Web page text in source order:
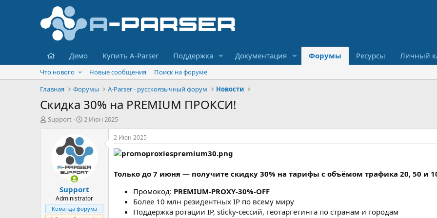
Главная
Демо Купить A-Parser Поддержка Документация Форумы Ресурсы Личный
Что нового Новые сообщения
Поиск на форуме
Главная
Форумы A-Parser - русскоязычный форум Новости
Скидка 30% на PREMIUM ПРОКСИ!
А
Support
Д
а
н
а
ч
л
а
2 Июн 2025
Support
Administrator
Команда форума
2 Июн 2025
Только до 7 июня — получите скидку 30% на тарифы с объёмом трафика 20, 50 и
Промокод: PREMIUM-PROXY-30%-OFF
Более 10 млн резидентных IP по всему миру
Поддержка ротации IP, sticky-сессий, геотаргетинга по странам и городам